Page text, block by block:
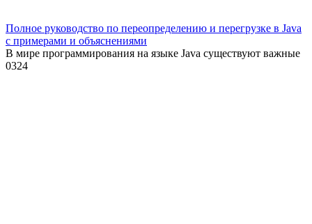
Полное руководство по переопределению и перегрузке в Java
с примерами и объяснениями
В мире программирования на языке Java существуют важные
0324